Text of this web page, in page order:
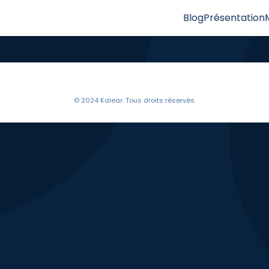
BlogPrésentation
© 2024 Kalear. Tous droits réservés.